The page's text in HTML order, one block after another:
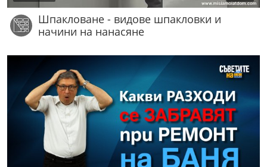
Шпакловане - видове шпакловки и
начини на нанасяне